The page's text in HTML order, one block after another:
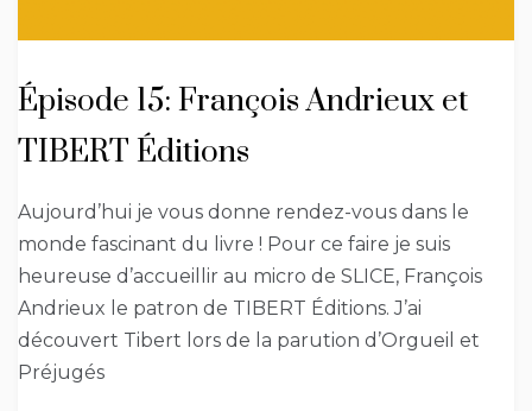
Épisode 15: François Andrieux et
TIBERT Éditions
Aujourd’hui je vous donne rendez-vous dans le
monde fascinant du livre ! Pour ce faire je suis
heureuse d’accueillir au micro de SLICE, François
Andrieux le patron de TIBERT Éditions. J’ai
découvert Tibert lors de la parution d’Orgueil et
Préjugés